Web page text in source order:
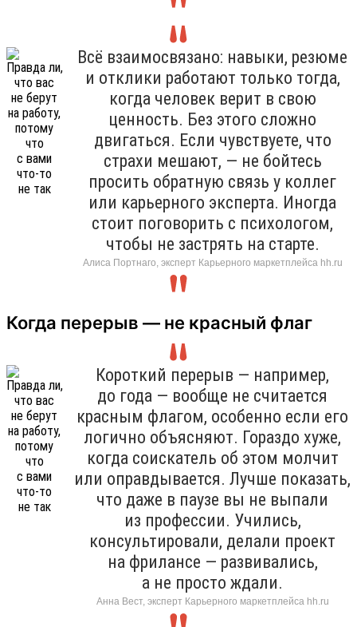
Всё взаимосвязано: навыки, резюме
и отклики работают только тогда,
когда человек верит в свою
ценность. Без этого сложно
двигаться. Если чувствуете, что
страхи мешают, — не бойтесь
просить обратную связь у коллег
или карьерного эксперта. Иногда
стоит поговорить с психологом,
чтобы не застрять на старте.
Алиса Портнаго, эксперт Карьерного маркетплейса hh.ru
Когда перерыв — не красный флаг
Короткий перерыв — например,
до года — вообще не считается
красным флагом, особенно если его
логично объясняют. Гораздо хуже,
когда соискатель об этом молчит
или оправдывается. Лучше показать,
что даже в паузе вы не выпали
из профессии. Учились,
консультировали, делали проект
на фрилансе — развивались,
а не просто ждали.
Анна Вест, эксперт Карьерного маркетплейса hh.ru